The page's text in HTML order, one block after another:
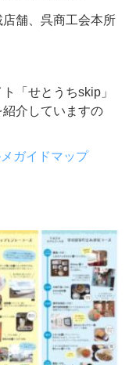
舗、呉商工会本所
「せとうちskip」
介していますの
ガイドマップ